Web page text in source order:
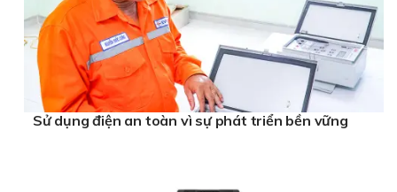
Sử dụng điện an toàn vì sự phát triển bền vững